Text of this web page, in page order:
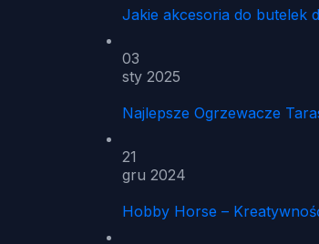
Jakie akcesoria do butelek
03
sty 2025
Najlepsze Ogrzewacze
21
gru 2024
Hobby Horse –